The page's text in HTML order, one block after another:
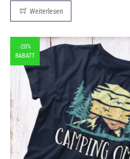
Weiterlesen
-20%
RABATT